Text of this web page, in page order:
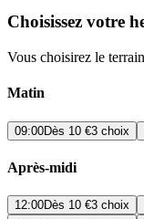
Choisissez votre
Vous choisirez le
Matin
09:00Dès 10 €3 choix
Après-midi
12:00Dès 10 €3 choix